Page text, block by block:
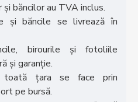
băncilor au TVA inclus.
și băncile se livrează în
birourile și fotoliile
și garanție.
toată țara se face prin
pe bursă.